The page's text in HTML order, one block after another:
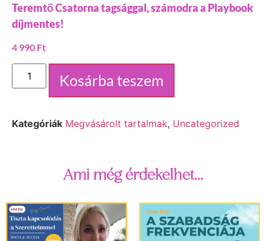
Teremtő Csatorna tagsággal, számodra a Playbook
díjmentes!
4 990 Ft
Kosárba teszem
Kategóriák Megvásárolt tartalmak, Uncategorized
Ami még érdekelhet...